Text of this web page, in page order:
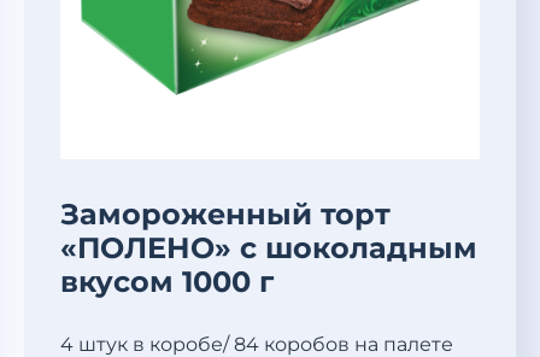
Замороженный торт
«ПОЛЕНО» с шоколадным
вкусом 1000 г
4 штук в коробе/ 84 коробов на палете